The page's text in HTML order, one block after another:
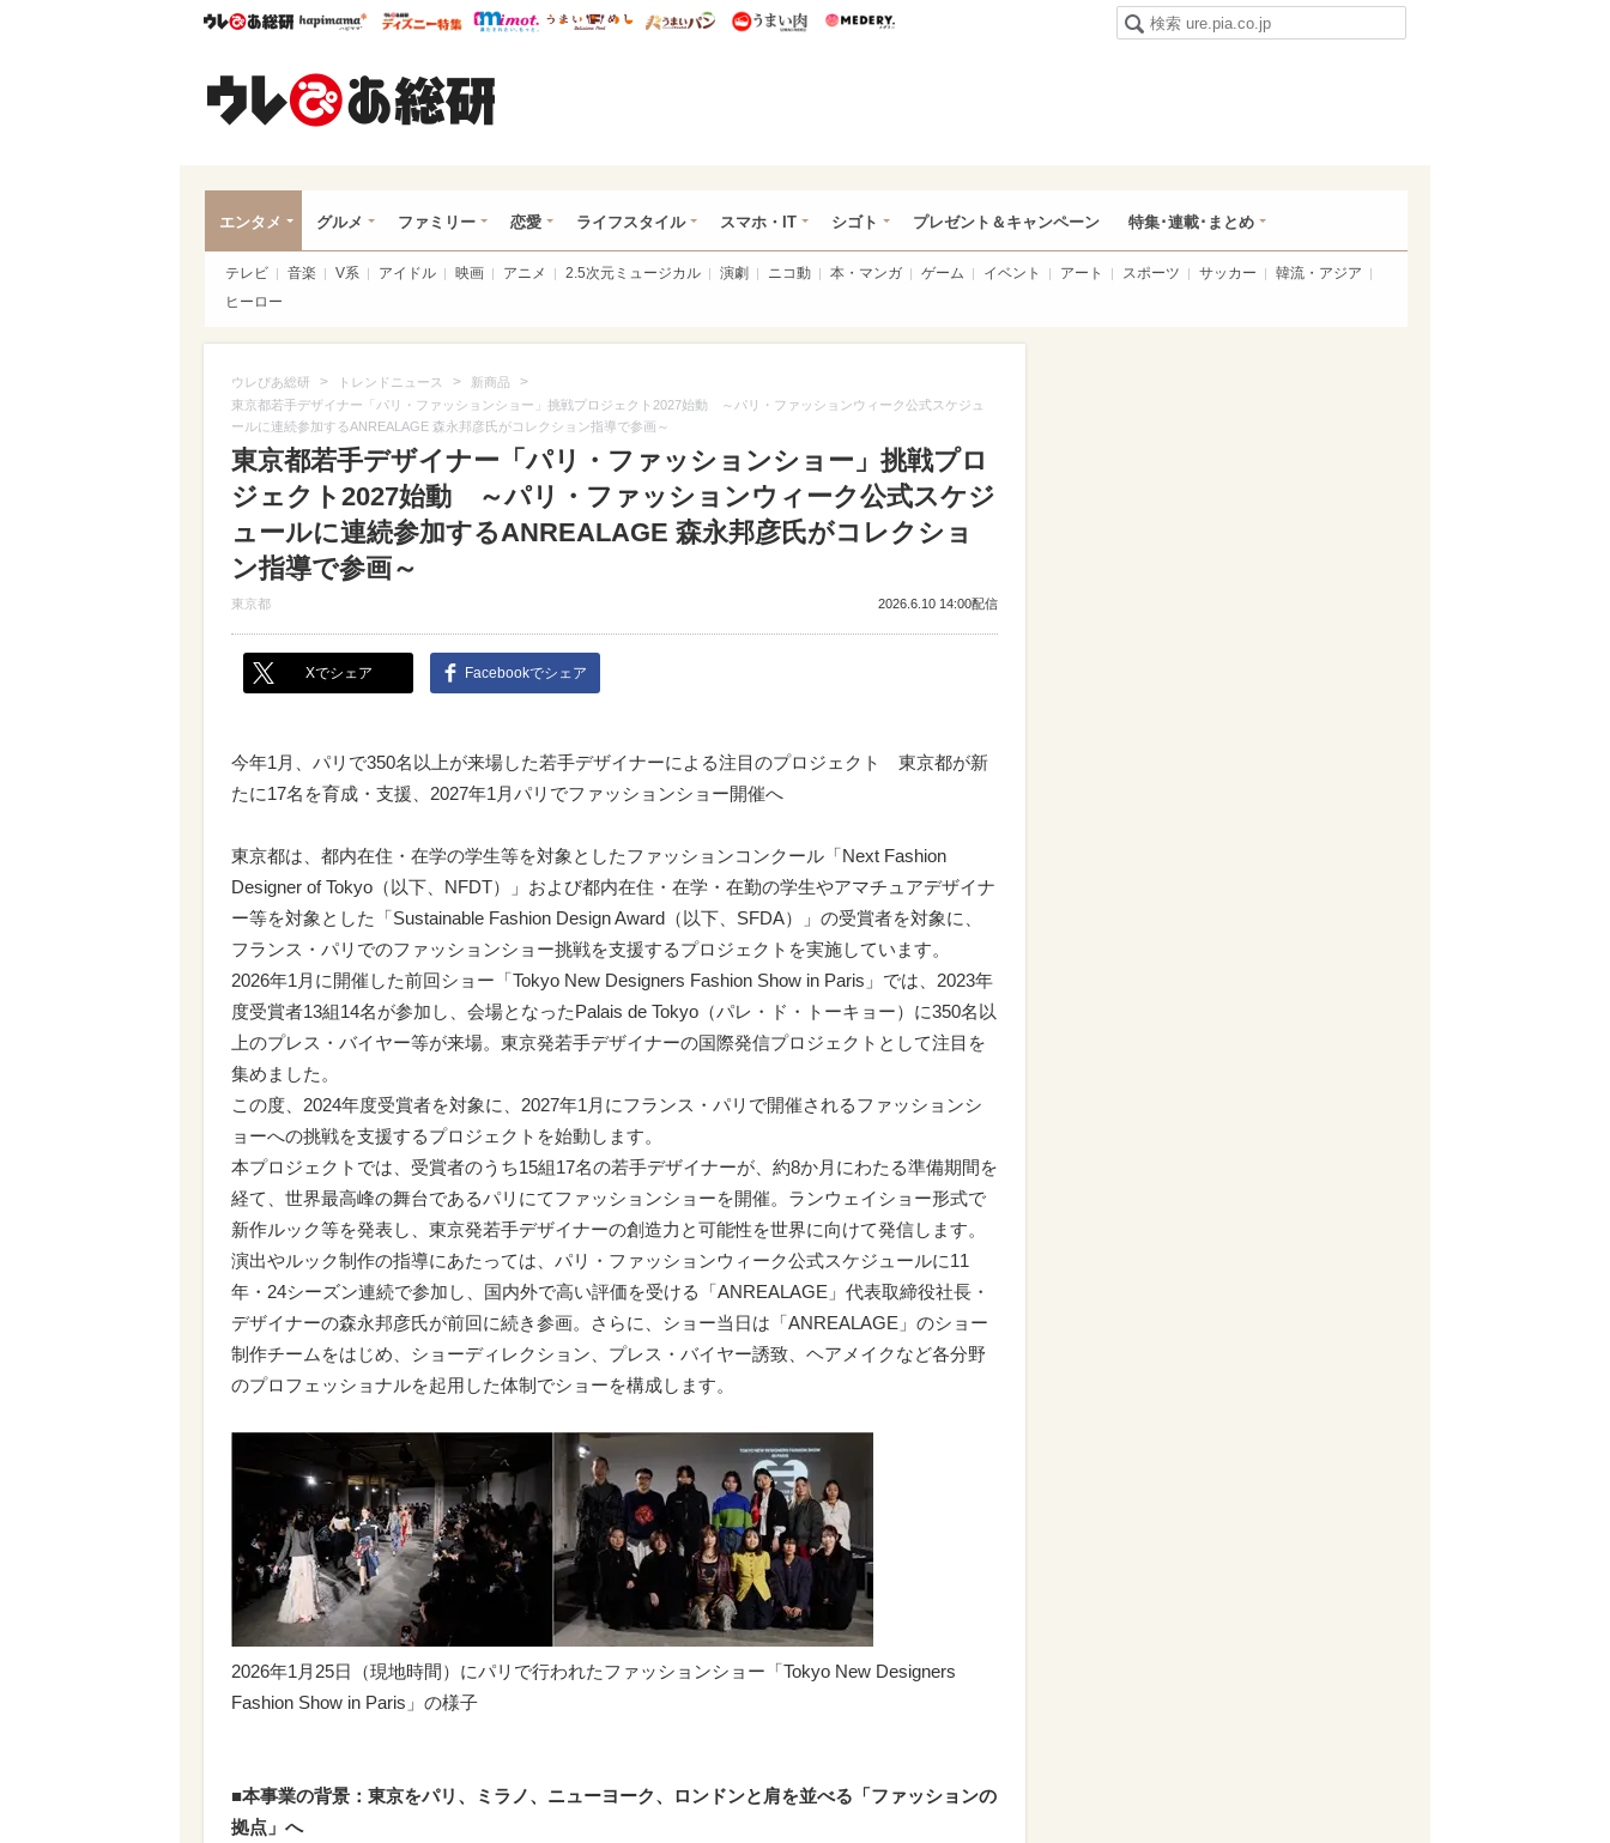
ウレぴあ総研ハピママ* ウレぴあ総研 ディズニー特集
mimot. うまいめし うまいパン うまい肉
エンタメ グルメ ファミリー 恋愛 ライフスタイル スマホ・IT シゴト プレゼント＆キャンペーン 特集･連載･まとめ
テレビ 音楽 V系 アイドル 映画 アニメ 2.5次元ミュージカル 演劇 ニコ動 本・マンガ ゲーム イベント アート スポーツ サッカー
韓流・アジア
ヒーロー
ウレぴあ総研 > トレンドニュース > 新商品 >
東京都若手デザイナー「パリ・ファッションショー」挑戦プロジェクト2027始動 ～パリ・ファッションウィーク公式スケジュ
ールに連続参加するANREALAGE 森永邦彦氏がコレクション指導で参画～
東京都若手デザイナー「パリ・ファッションショー」挑戦プロ
ジェクト2027始動 ～パリ・ファッションウィーク公式スケジ
ュールに連続参加するANREALAGE 森永邦彦氏がコレクショ
ン指導で参画～
東京都 2026.6.10 14:00配信
Xでシェア Facebookでシェア
今年1月、パリで350名以上が来場した若手デザイナーによる注目のプロジェクト 東京都が新
たに17名を育成・支援、2027年1月パリでファッションショー開催へ
東京都は、都内在住・在学の学生等を対象としたファッションコンクール「Next Fashion
Designer of Tokyo（以下、NFDT）」および都内在住・在学・在勤の学生やアマチュアデザイナ
ー等を対象とした「Sustainable Fashion Design Award（以下、SFDA）」の受賞者を対象に、
フランス・パリでのファッションショー挑戦を支援するプロジェクトを実施しています。
2026年1月に開催した前回ショー「Tokyo New Designers Fashion Show in Paris」では、2023年
度受賞者13組14名が参加し、会場となったPalais de Tokyo（パレ・ド・トーキョー）に350名以
上のプレス・バイヤー等が来場。東京発若手デザイナーの国際発信プロジェクトとして注目を
集めました。
この度、2024年度受賞者を対象に、2027年1月にフランス・パリで開催されるファッションシ
ョーへの挑戦を支援するプロジェクトを始動します。
本プロジェクトでは、受賞者のうち15組17名の若手デザイナーが、約8か月にわたる準備期間を
経て、世界最高峰の舞台であるパリにてファッションショーを開催。ランウェイショー形式で
新作ルック等を発表し、東京発若手デザイナーの創造力と可能性を世界に向けて発信します。
演出やルック制作の指導にあたっては、パリ・ファッションウィーク公式スケジュールに11
年・24シーズン連続で参加し、国内外で高い評価を受ける「ANREALAGE」代表取締役社長・
デザイナーの森永邦彦氏が前回に続き参画。さらに、ショー当日は「ANREALAGE」のショー
制作チームをはじめ、ショーディレクション、プレス・バイヤー誘致、ヘアメイクなど各分野
のプロフェッショナルを起用した体制でショーを構成します。
2026年1月25日（現地時間）にパリで行われたファッションショー「Tokyo New Designers
Fashion Show in Paris」の様子
■本事業の背景：東京をパリ、ミラノ、ニューヨーク、ロンドンと肩を並べる「ファッションの
拠点」へ